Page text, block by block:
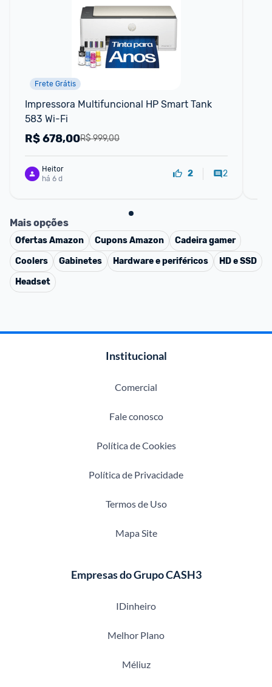
Frete Grátis
Impressora Multifuncional HP Smart Tank
583 Wi-Fi
R$ 999,00
R$678,00
Heitor
há 6 d
2 2
Mais opções
OfertasAmazon CuponsAmazon
Cadeira gamer
Coolers
Gabinetes Hardware e periféricos
HD e SSD
Headset
Institucional
Comercial
Fale conosco
Política de Cookies
Política de Privacidade
Termos de Uso
Mapa Site
Empresas do Grupo CASH3
IDinheiro
Melhor Plano
Méliuz